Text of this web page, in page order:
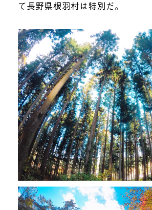
て長野県根羽村は特別だ。